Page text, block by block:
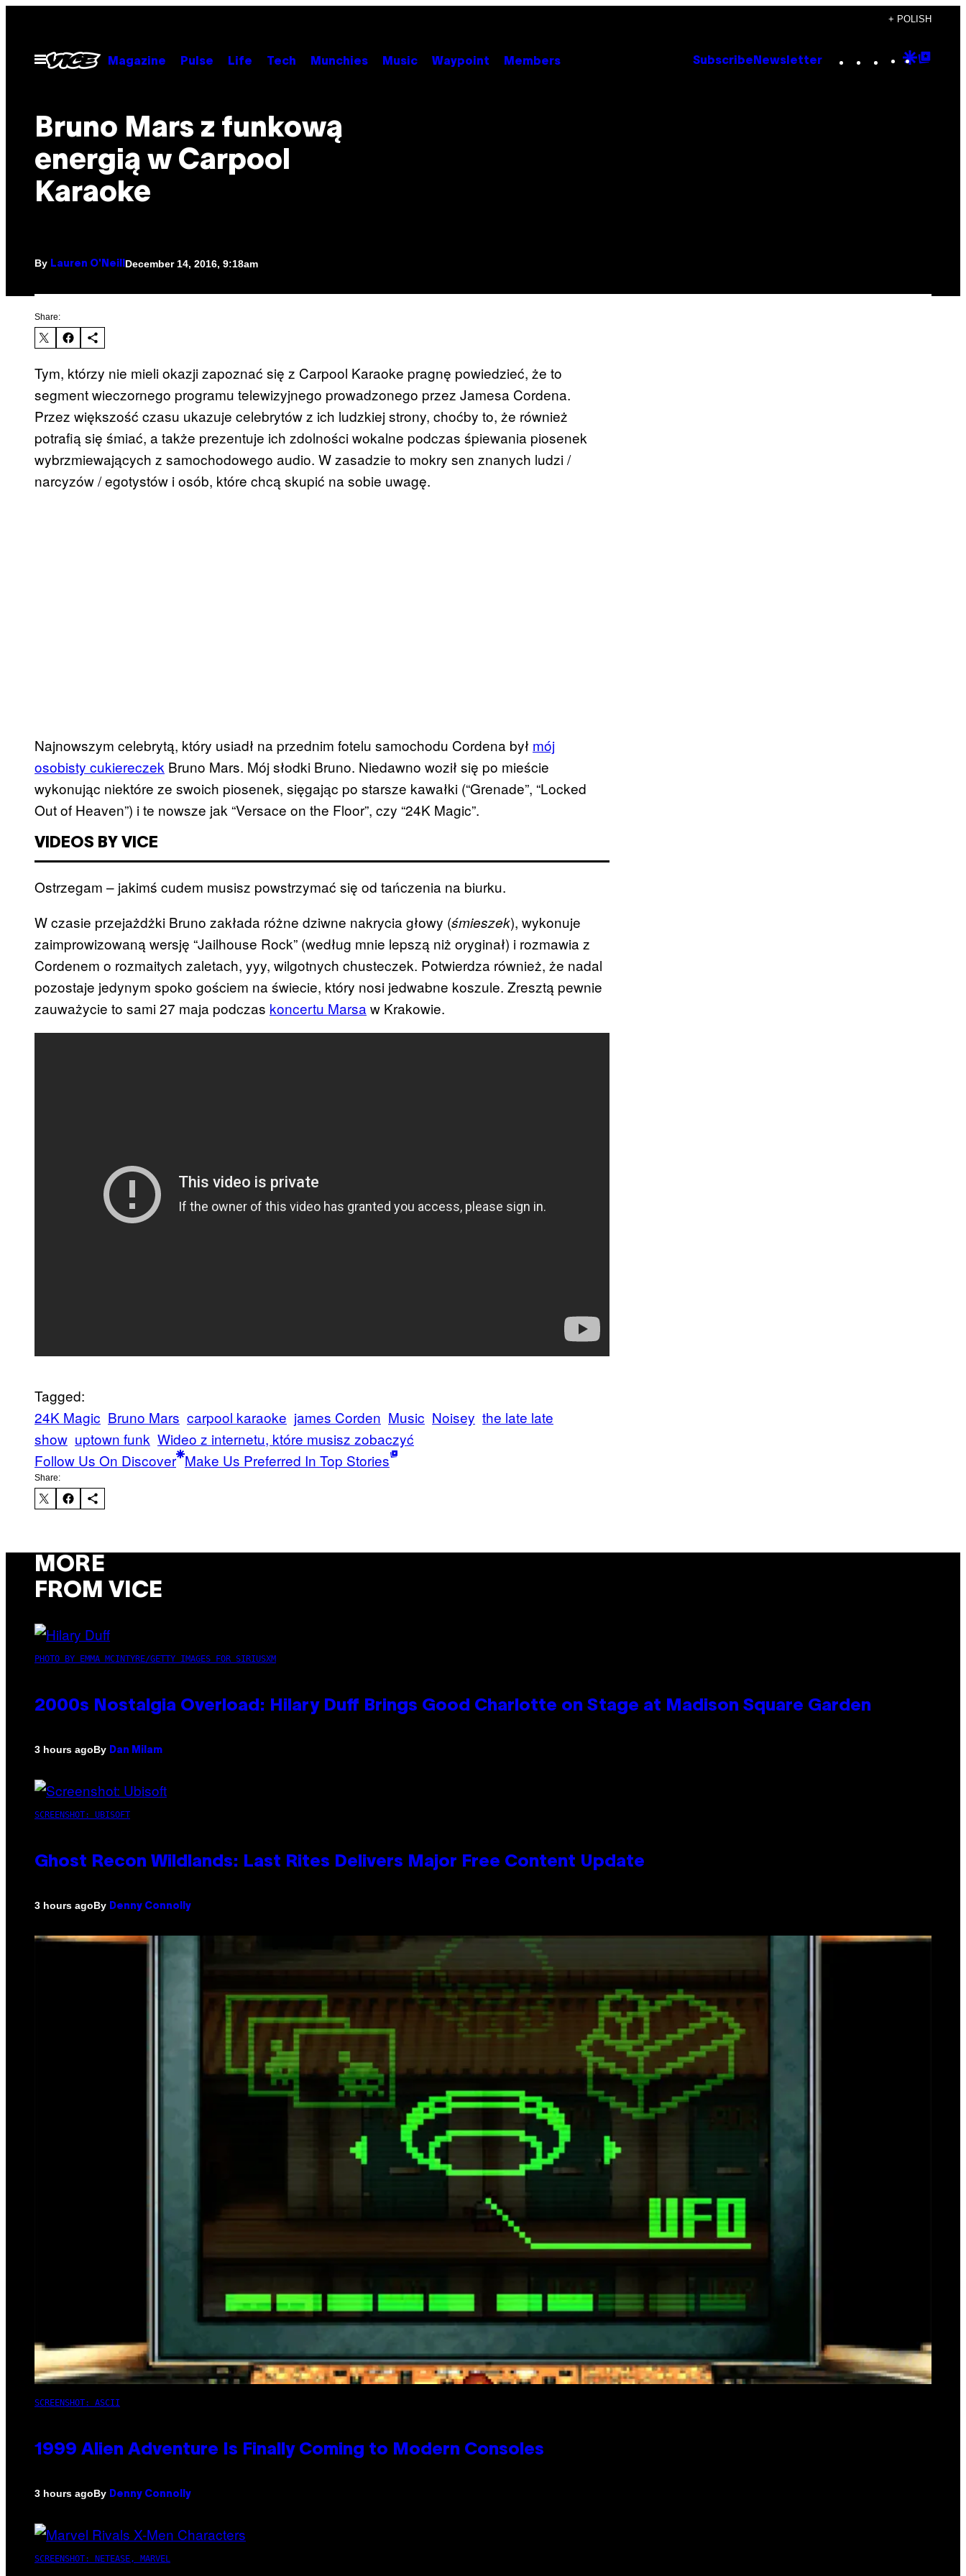
content
+ POLISH
Open
Menu
Magazine Pulse Life Tech Munchies Music Waypoint Members Subscribe Newsletter Instagram
TikTok
YouTube
Google
Bruno Mars z funkową
energią w Carpool
Karaoke
By Lauren O'Neill December 14, 2016, 9:18am
Share:
Tym, którzy nie mieli okazji zapoznać się z Carpool Karaoke pragnę powiedzieć, że to
segment wieczornego programu telewizyjnego prowadzonego przez Jamesa Cordena.
Przez większość czasu ukazuje celebrytów z ich ludzkiej strony, choćby to, że również
potrafią się śmiać, a także prezentuje ich zdolności wokalne podczas śpiewania piosenek
wybrzmiewających z samochodowego audio. W zasadzie to mokry sen znanych ludzi /
narcyzów / egotystów i osób, które chcą skupić na sobie uwagę.
Najnowszym celebrytą, który usiadł na przednim fotelu samochodu Cordena był mój
osobisty cukiereczek Bruno Mars. Mój słodki Bruno. Niedawno woził się po mieście
wykonując niektóre ze swoich piosenek, sięgając po starsze kawałki (“Grenade”, “Locked
Out of Heaven”) i te nowsze jak “Versace on the Floor”, czy “24K Magic”.
VIDEOS BY VICE
Ostrzegam – jakimś cudem musisz powstrzymać się od tańczenia na biurku.
W czasie przejażdżki Bruno zakłada różne dziwne nakrycia głowy (śmieszek), wykonuje
zaimprowizowaną wersję “Jailhouse Rock” (według mnie lepszą niż oryginał) i rozmawia z
Cordenem o rozmaitych zaletach, yyy, wilgotnych chusteczek. Potwierdza również, że nadal
pozostaje jedynym spoko gościem na świecie, który nosi jedwabne koszule. Zresztą pewnie
zauważycie to sami 27 maja podczas koncertu Marsa w Krakowie.
Tagged:
24K Magic Bruno Mars carpool karaoke james Corden Music Noisey the late late
show uptown funk Wideo z internetu, które musisz zobaczyć
Follow Us On Discover Make Us Preferred In Top Stories
Share:
MORE
FROM VICE
PHOTO BY EMMA MCINTYRE/GETTY IMAGES FOR SIRIUSXM
2000s Nostalgia Overload: Hilary Duff Brings Good Charlotte on Stage at Madison Square Garden
3 hours agoBy Dan Milam
SCREENSHOT: UBISOFT
Ghost Recon Wildlands: Last Rites Delivers Major Free Content Update
3 hours agoBy Denny Connolly
SCREENSHOT: ASCII
1999 Alien Adventure Is Finally Coming to Modern Consoles
3 hours agoBy Denny Connolly
SCREENSHOT: NETEASE, MARVEL